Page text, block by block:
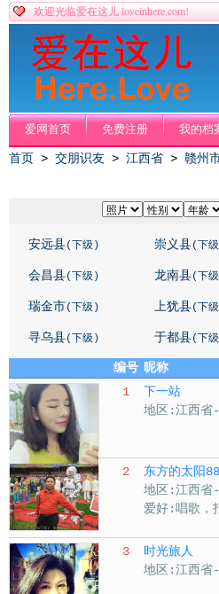
欢迎光临爱在这儿 loveinhere.com!
爱网首页 免费注册 我的档
首页 > 交朋识友 > 江西省 > 赣州
安远县(下级) 崇义县(下
会昌县(下级) 龙南县(下
瑞金市(下级) 上犹县(下
寻乌县(下级) 于都县(下
编号 昵称
1
下一站
地区:江西省
2 东方的太阳88
地区:江西省
爱好:唱歌，
3 时光旅人
地区:江西省